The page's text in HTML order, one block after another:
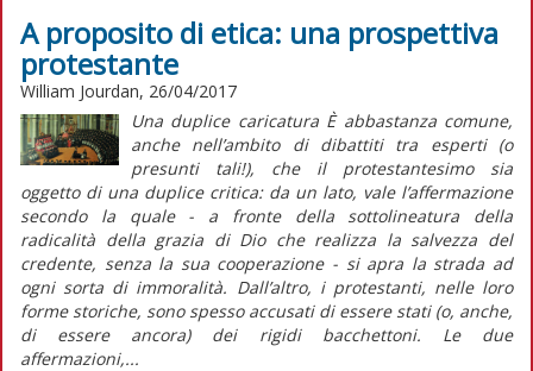
A proposito di etica: una prospettiva
protestante
William Jourdan, 26/04/2017
Una duplice caricatura È abbastanza comune,
anche nell’ambito di dibattiti tra esperti (o
presunti tali!), che il protestantesimo sia
oggetto di una duplice critica: da un lato, vale l’affermazione
secondo la quale - a fronte della sottolineatura della
radicalità della grazia di Dio che realizza la salvezza del
credente, senza la sua cooperazione - si apra la strada ad
ogni sorta di immoralità. Dall’altro, i protestanti, nelle loro
forme storiche, sono spesso accusati di essere stati (o, anche,
di essere ancora) dei rigidi bacchettoni. Le due
affermazioni,...